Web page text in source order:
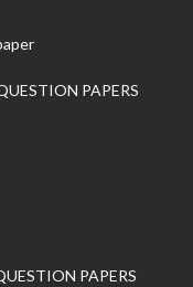
PAPERS
PAPERS